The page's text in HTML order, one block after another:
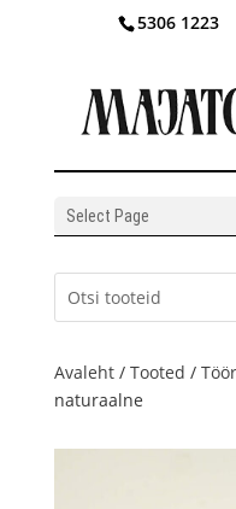
5306 1223
Select Page
Avaleht/ Tooted /
naturaalne